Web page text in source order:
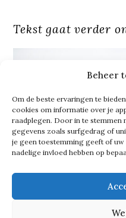
Beheer
Om de beste ervaringen te
cookies om informatie over je
raadplegen. Door in te stemmen
gegevens zoals surfgedrag of
je geen toestemming geeft of
nadelige invloed hebben op
Tekst gaat verder